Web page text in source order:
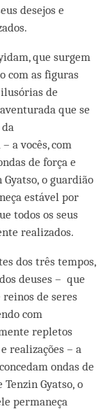
desejos e
que surgem
com as figuras
de
que se
a vocês, com
de força e
o guardião
estável por
todos os seus
realizados.
dos três tempos,
deuses – que
de seres
com
repletos
realizações – a
ondas de
Gyatso, o
permaneça